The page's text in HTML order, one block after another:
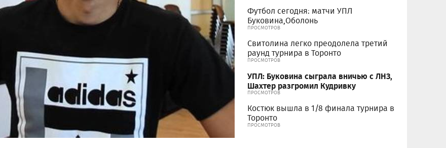
Футбол сегодня: матчи УПЛ
Буковина,Оболонь
ПРОСМОТРОВ
Свитолина легко преодолела третий
раунд турнира в Торонто
ПРОСМОТРОВ
УПЛ: Буковина сыграла вничью с ЛНЗ,
Шахтер разгромил Кудривку
ПРОСМОТРОВ
Костюк вышла в 1/8 финала турнира в
Торонто
ПРОСМОТРОВ